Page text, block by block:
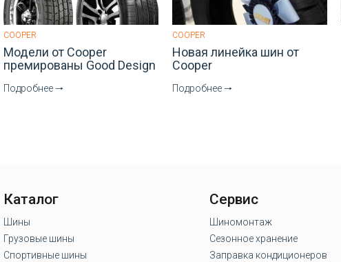
COOPER
Модели от Cooper
премированы Good Design
Подробнее 🠒
COOPER
Новая линейка шин от
Cooper
Подробнее 🠒
Каталог
Шины
Грузовые шины
Спортивные шины
Сервис
Шиномонтаж
Сезонное хранение
Заправка кондиционеров